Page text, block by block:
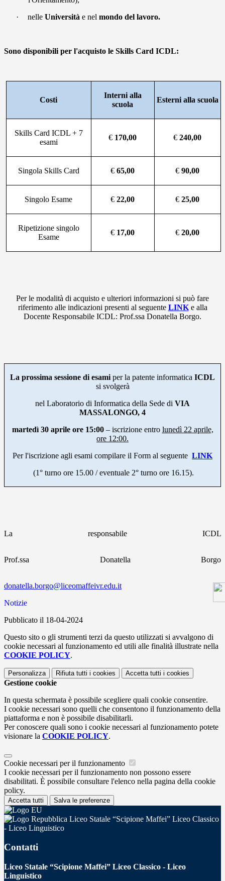
·
nelle Università e nel mondo del lavoro.
Sono disponibili per l'acquisto le Skills Card ICDL:
Costi
Interni alla
scuola
Esterni alla scuola
Skills Card ICDL + 7
esami
€ 170,00 €240,00
Singola Skills Card €65,00 €90,00
Singolo Esame €22,00 €25,00
Ripetizione singolo
Esame
€ 17,00 €20,00
Perle modalità di acquisto e ulteriori informazioni si può fare
riferimento alle indicazioni presenti al seguente LINK e alla
Docente Responsabile ICDL: Prof.ssa Donatella Borgo.
La prossima sessione di esami per la patente informatica ICDL
si svolgerà
nel Laboratorio di Informatica della Sede di VIA
MASSALONGO, 4
martedì 30 aprile ore 15:00– iscrizione entro lunedì 22 aprile,
ore 12:00.
Per l'iscrizione agli esami compilare il Form al seguente LINK
(1° turno ore 15.00 / eventuale 2° turno ore 16.15).
La responsabile ICDL
Prof.ssa Donatella Borgo
donatella.borgo@liceomaffeivr.edu.it
Notizie
Pubblicato il 18-04-2024
Questo sito o gli strumenti terzi da questo utilizzati si avvalgono di
cookie necessari al funzionamento ed utili alle finalità illustrate nella
COOKIE POLICY.
Personalizza Rifiuta tutti i cookies Accetta tutti i cookies
Gestione cookie
In questa schermata è possibile scegliere quali cookie consentire.
I cookie necessari sono quelli che consentono il funzionamento della
piattaforma e non è possibile disabilitarli.
Per conoscere quali sono i cookie necessari al funzionamento potete
visionare la COOKIE POLICY.
Cookie necessari per il funzionamento
I cookie necessari per il funzionamento non possono essere
disabilitati. È possibile consultare l'elenco nella pagina della cookie
policy.
Accetta tutti Salva le preferenze
Liceo Statale “Scipione Maffei” Liceo Classico
- Liceo Linguistico
Contatti
Liceo Statale “Scipione Maffei” Liceo Classico - Liceo
Linguistico